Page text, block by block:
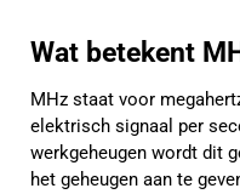
Wat betekent
MHz staat voor
elektrisch signaal per
werkgeheugen wordt dit
het geheugen aan te